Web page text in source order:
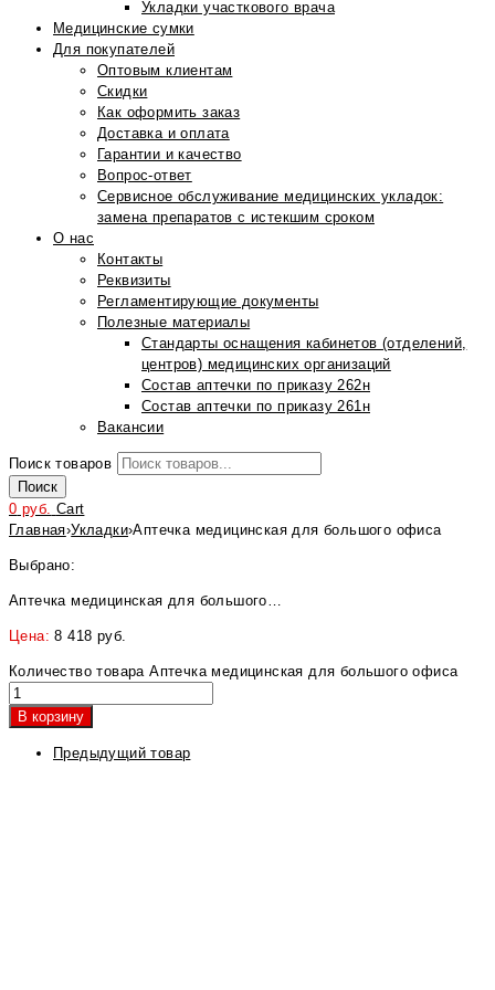
Укладки участкового врача
Медицинские сумки
Для покупателей
Оптовым клиентам
Скидки
Как оформить заказ
Доставка и оплата
Гарантии и качество
Вопрос-ответ
Сервисное обслуживание медицинских укладок:
замена препаратов с истекшим сроком
О нас
Контакты
Реквизиты
Регламентирующие документы
Полезные материалы
Стандарты оснащения кабинетов (отделений,
центров) медицинских организаций
Состав аптечки по приказу 262н
Состав аптечки по приказу 261н
Вакансии
Поиск товаров
Поиск
0 руб. Cart
Главная›Укладки›Аптечка медицинская для большого офиса
Выбрано:
Аптечка медицинская для большого…
Цена:8 418 руб.
Количество товара Аптечка медицинская для большого офиса
В корзину
Предыдущий товар